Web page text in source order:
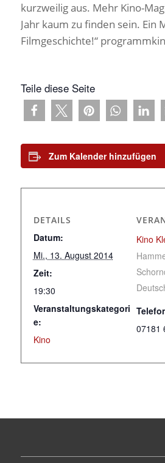
kurzweilig aus. Mehr Kino-
Jahr kaum zu finden sein. Ein
Filmgeschichte!“
Teile diese Seite
Zum Kalender hinzufügen
DETAILS
Datum:
Mi., 13. August 2014
Zeit:
19:30
Veranstaltungskategori
e:
Kino
Kino
07181